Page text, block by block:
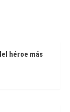
héroe más